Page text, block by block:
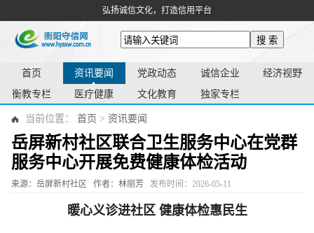
弘扬诚信文化，打造信用平台
搜 索
首页 资讯要闻 党政动态 诚信企业 经济视野
衡教专栏 医疗健康 文化教育 独家专栏
当前位置： 首页 > 资讯要闻
岳屏新村社区联合卫生服务中心在党群
服务中心开展免费健康体检活动
来源：岳屏新村社区 作者：林丽芳 发布时间：2026-05-11
暖心义诊进社区 健康体检惠民生